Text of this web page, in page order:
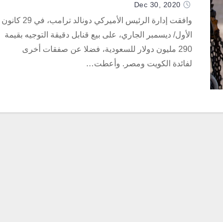
Dec 30, 2020
وافقت إدارة الرئيس الأميركي دونالد ترامب، في 29 كانون
الأول/ ديسمبر الجاري، على بيع قنابل دقيقة التوجيه بقيمة
290 مليون دولار للسعودية، فضلا عن صفقات أخرى
لفائدة الكويت ومصر. وأعطت…